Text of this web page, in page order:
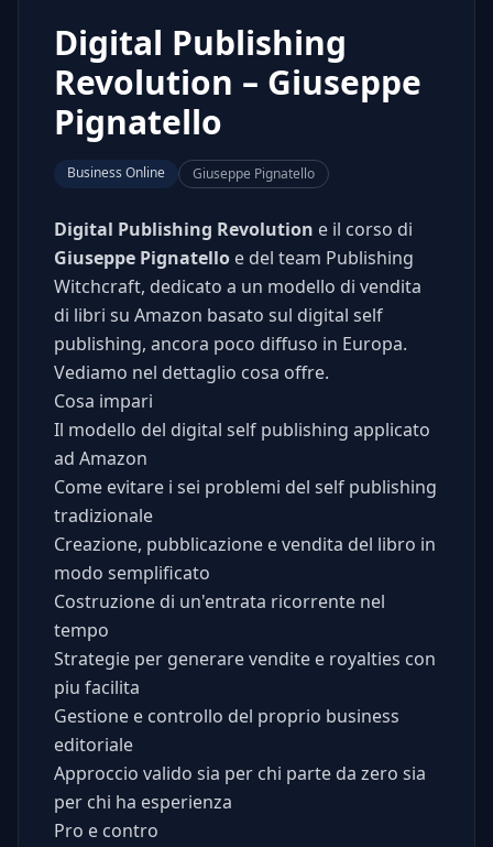
Digital Publishing
Revolution – Giuseppe
Pignatello
Business Online Giuseppe Pignatello
Digital Publishing Revolution e il corso di
Giuseppe Pignatello e del team Publishing
Witchcraft, dedicato a un modello di vendita
di libri su Amazon basato sul digital self
publishing, ancora poco diffuso in Europa.
Vediamo nel dettaglio cosa offre.
Cosa impari
Il modello del digital self publishing applicato
ad Amazon
Come evitare i sei problemi del self publishing
tradizionale
Creazione, pubblicazione e vendita del libro in
modo semplificato
Costruzione di un'entrata ricorrente nel
tempo
Strategie per generare vendite e royalties con
piu facilita
Gestione e controllo del proprio business
editoriale
Approccio valido sia per chi parte da zero sia
per chi ha esperienza
Pro e contro